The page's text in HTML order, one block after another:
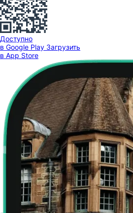
Доступно
в Google Play Загрузить
в App Store